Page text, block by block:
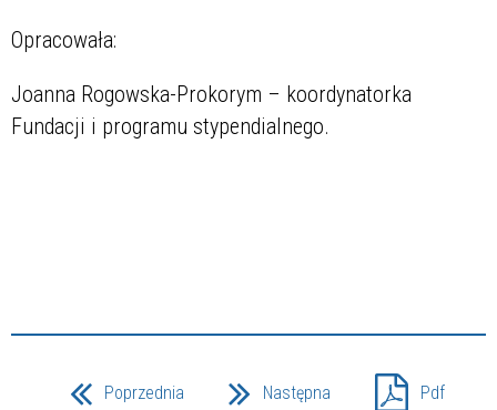
Opracowała:
Joanna Rogowska-Prokorym – koordynatorka
Fundacji i programu stypendialnego.
Poprzednia Następna Pdf